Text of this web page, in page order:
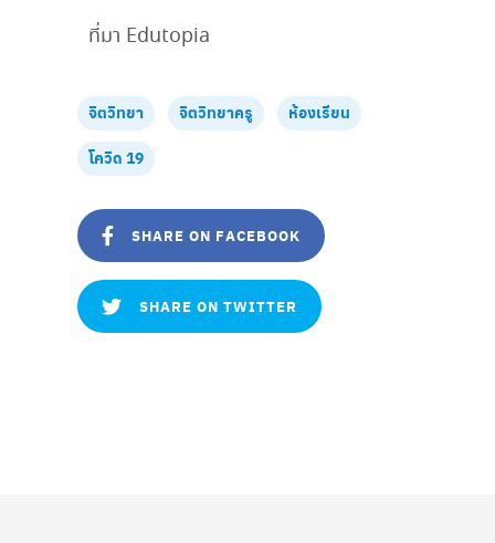
ที่มา Edutopia
จิตวิทยา จิตวิทยาครู
ห้องเรียน
โควิด 19
SHARE ON FACEBOOK
SHARE ON TWITTER